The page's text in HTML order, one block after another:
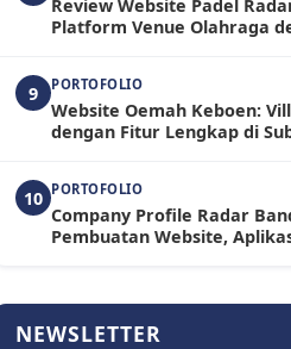
Review Website Padel
Platform Venue Olahraga
9
PORTOFOLIO
Website Oemah Keboen:
dengan Fitur Lengkap di
10 PORTOFOLIO
Company Profile Radar
Pembuatan Website,
NEWSLETTER